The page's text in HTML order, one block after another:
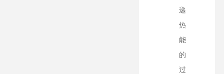
递
热
能
的
过